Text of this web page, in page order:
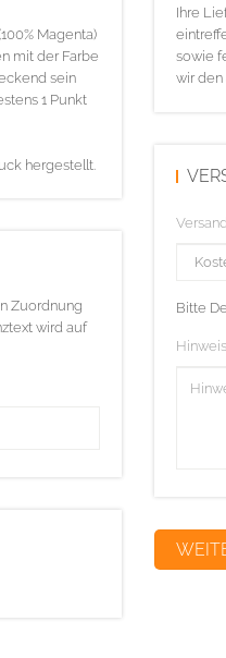
Magenta)
mit der Farbe
sein
1 Punkt
hergestellt.
Zuordnung
wird auf
Ihre
sowie
wir den
Bitte